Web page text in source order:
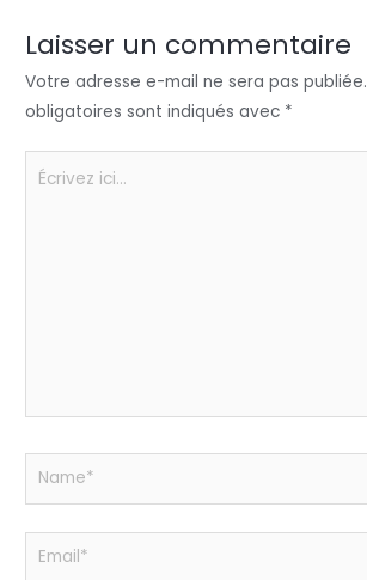
n o
o
k
p
p
er
Laisser un commentaire
Votre adresse e-mail ne sera pas publiée.
obligatoires sont indiqués avec *
Écrivez
Name*
Email*